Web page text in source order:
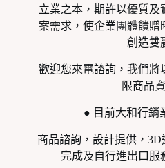
立業之本，期許以優質及
案需求，使企業團體饋贈
創造雙
歡迎您來電諮詢，我們將
限商品
● 目前大和行銷
商品諮詢，設計提供，
完成及自行進出口服